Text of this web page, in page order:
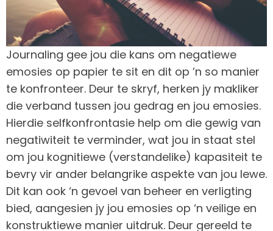
Journaling gee jou die kans om negatiewe
emosies op papier te sit en dit op ’n so manier
te konfronteer. Deur te skryf, herken jy makliker
die verband tussen jou gedrag en jou emosies.
Hierdie selfkonfrontasie help om die gewig van
negatiwiteit te verminder, wat jou in staat stel
om jou kognitiewe (verstandelike) kapasiteit te
bevry vir ander belangrike aspekte van jou lewe.
Dit kan ook ‘n gevoel van beheer en verligting
bied, aangesien jy jou emosies op ‘n veilige en
konstruktiewe manier uitdruk. Deur gereeld te